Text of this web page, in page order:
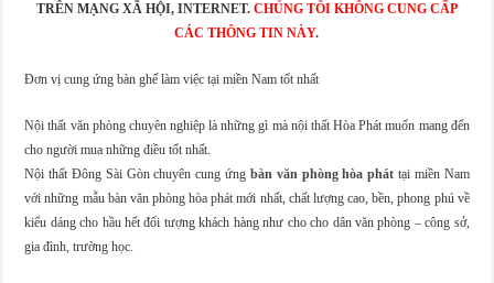
TRÊN MẠNG XÃ HỘI, INTERNET. CHÚNG TÔI KHÔNG CUNG CẤP
CÁC THÔNG TIN NÀY.
Đơn vị cung ứng bàn ghế làm việc tại miền Nam tốt nhất
Nội thất văn phòng chuyên nghiệp là những gì mà nội thất Hòa Phát muốn mang đến
cho người mua những điều tốt nhất.
Nội thất Đông Sài Gòn chuyên cung ứng bàn văn phòng hòa phát tại miền Nam
với những mẫu bàn văn phòng hòa phát mới nhất, chất lượng cao, bền, phong phú về
kiểu dáng cho hầu hết đối tượng khách hàng như cho cho dân văn phòng – công sở,
gia đình, trường học.